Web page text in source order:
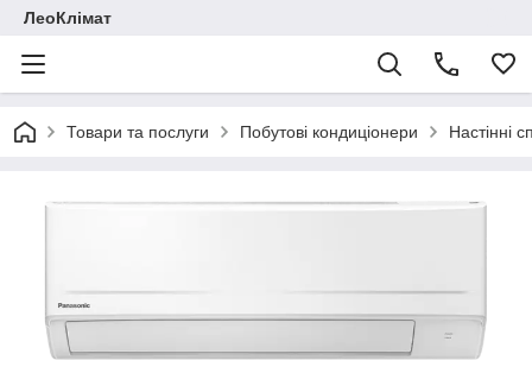
ЛеоКлімат
Товари та послуги Побутові кондиціонери Настінні